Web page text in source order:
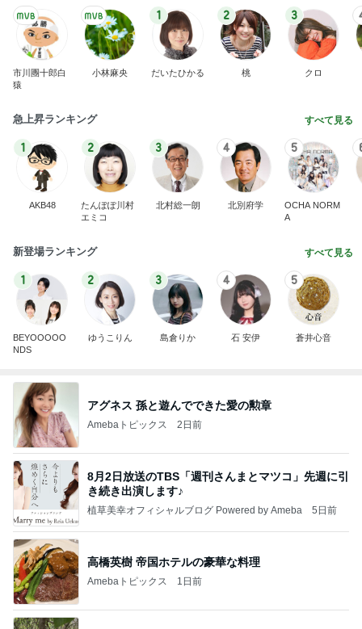
市川團十郎白
猿
小林麻央
1
だいたひかる
2
桃
3
クロ
急上昇ランキング すべて見る
1
AKB48
2
たんぽぽ川村
エミコ
3
北村総一朗
4
北別府学
5
OCHA NORM
A
新登場ランキング すべて見る
1
BEYOOOOO
NDS
2
ゆうこりん
3
島倉りか
4
石 安伊
5
蒼井心音
アグネス 孫と遊んでできた愛の勲章
Amebaトピックス 2日前
8月2日放送のTBS「週刊さんまとマツコ」先週に引
き続き出演します♪
植草美幸オフィシャルブログ Powered by Ameba 5日前
高橋英樹 帝国ホテルの豪華な料理
Amebaトピックス 1日前